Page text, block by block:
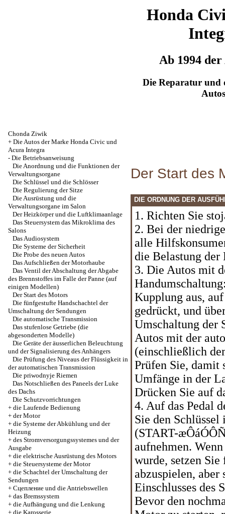
Honda
Ab 1994 der
Die Reparatur und
Autos
Chonda Ziwik
+ Die Autos der Marke Honda Civic und
Acura Integra
- Die Betriebsanweisung
Die Anordnung und die Funktionen der
Verwaltungsorgane
Die Schlüssel und die Schlösser
Die Regulierung der Sitze
Die Ausrüstung und die
Verwaltungsorgane im Salon
Der Heizkörper und die Luftklimaanlage
Das Steuersystem das Mikroklima des
Salons
Das Audiosystem
Die Systeme der Sicherheit
Die Probe des neuen Autos
Das Aufschließen der Motorhaube
Das Ventil der Abschaltung der Abgabe
des Brennstoffes im Falle der Panne (auf
einigen Modellen)
Der Start des Motors
Die fünfgestufte Handschachtel der
Umschaltung der Sendungen
Die automatische Transmission
Das stufenlose Getriebe (die
abgesonderten Modelle)
Die Geräte der äusserlichen Beleuchtung
und der Signalisierung des Anhängers
Die Prüfung des Niveaus der Flüssigkeit in
der automatischen Transmission
Die priwodnyje Riemen
Das Notschließen des Paneels der Luke
des Dachs
Die Schutzvorrichtungen
+ die Laufende Bedienung
+ der Motor
+ die Systeme der Abkühlung und der
Heizung
+ des Stromversorgungssystemes und der
Ausgabe
+ die elektrische Ausrüstung des Motors
+ die Steuersysteme der Motor
+ die Schachtel der Umschaltung der
Sendungen
+ Cцепление und die Antriebswellen
+ das Bremssystem
+ die Aufhängung und die Lenkung
+ die Karosserie
Der Start des
DIE ORDNUNG DER
1. Richten Sie
2. Bei der
alle
die Belastung
3. Die Autos mit
Kupplung aus,
gedrückt, und
Umschaltung der
Autos mit der
(einschließlich
Prüfen Sie, damit
Umfänge in der
Drücken Sie auf
4. Auf das Pedal
Sie den
(START-
aufnehmen.
wurde, setzen
abzuspielen, aber
Einschlusses des
Bevor den